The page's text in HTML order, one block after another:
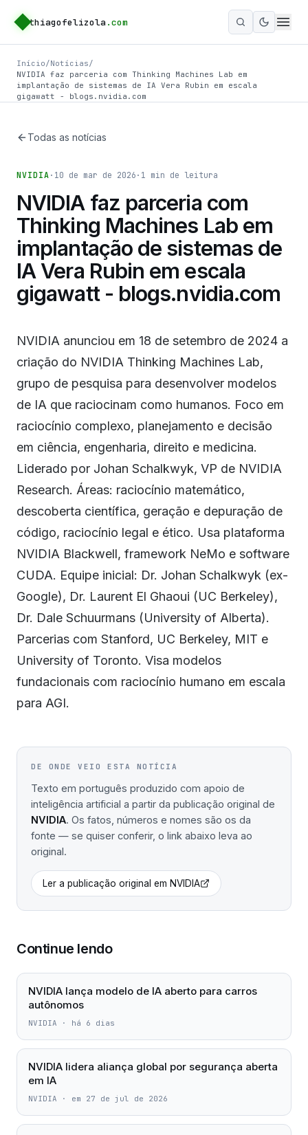
thiagofelizola .com
Ativar
Início/Notícias/
NVIDIA faz parceria com Thinking Machines Lab em
implantação de sistemas de IA Vera Rubin em escala
gigawatt - blogs.nvidia.com
Todas as notícias
NVIDIA · 10 de mar de 2026 · 1 min de leitura
NVIDIA faz parceria com
Thinking Machines Lab em
implantação de sistemas de
IA Vera Rubin em escala
gigawatt - blogs.nvidia.com
NVIDIA anunciou em 18 de setembro de 2024 a
criação do NVIDIA Thinking Machines Lab,
grupo de pesquisa para desenvolver modelos
de IA que raciocinam como humanos. Foco em
raciocínio complexo, planejamento e decisão
em ciência, engenharia, direito e medicina.
Liderado por Johan Schalkwyk, VP de NVIDIA
Research. Áreas: raciocínio matemático,
descoberta científica, geração e depuração de
código, raciocínio legal e ético. Usa plataforma
NVIDIA Blackwell, framework NeMo e software
CUDA. Equipe inicial: Dr. Johan Schalkwyk (ex-
Google), Dr. Laurent El Ghaoui (UC Berkeley),
Dr. Dale Schuurmans (University of Alberta).
Parcerias com Stanford, UC Berkeley, MIT e
University of Toronto. Visa modelos
fundacionais com raciocínio humano em escala
para AGI.
DE ONDE VEIO ESTA NOTÍCIA
Texto em português produzido com apoio de
inteligência artificial a partir da publicação original de
NVIDIA. Os fatos, números e nomes são os da
fonte — se quiser conferir, o link abaixo leva ao
original.
Ler a publicação original em NVIDIA
Continue lendo
NVIDIA lança modelo de IA aberto para carros
autônomos
NVIDIA · há 6 dias
NVIDIA lidera aliança global por segurança aberta
em IA
NVIDIA · em 27 de jul de 2026